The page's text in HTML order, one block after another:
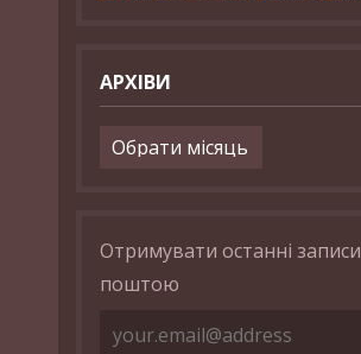
АРХІВИ
Архіви
Отримувати останні записи
поштою